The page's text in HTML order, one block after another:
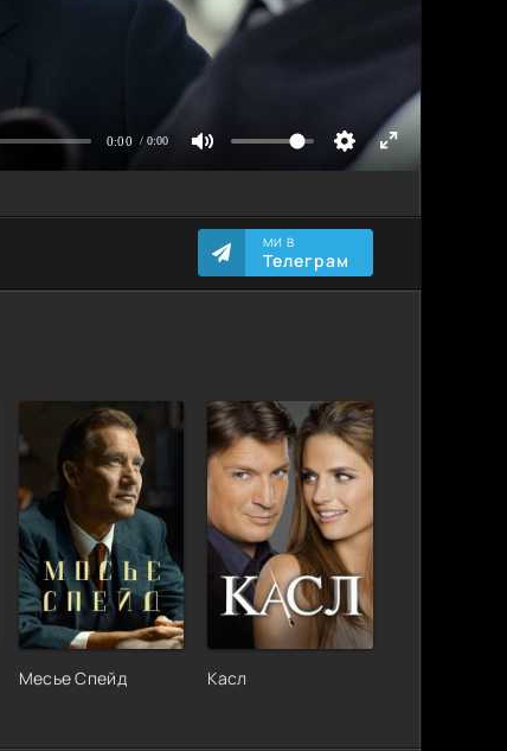
МИ В
Телеграм
Месье Спейд Касл